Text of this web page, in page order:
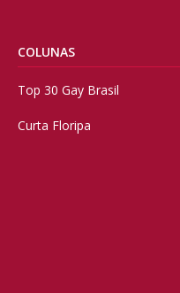
COLUNAS
Top 30 Gay Brasil
Curta Floripa